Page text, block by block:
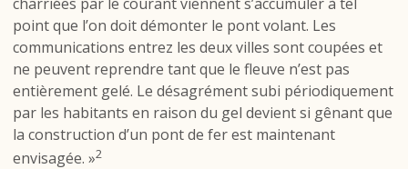
point que l’on doit démonter le pont volant. Les
communications entrez les deux villes sont coupées et
ne peuvent reprendre tant que le fleuve n’est pas
entièrement gelé. Le désagrément subi périodiquement
par les habitants en raison du gel devient si gênant que
la construction d’un pont de fer est maintenant
envisagée. »2